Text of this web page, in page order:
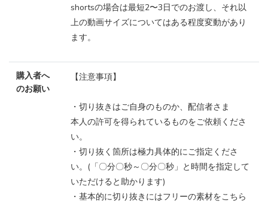
shortsの場合は最短2〜3日でのお渡し、それ以
上の動画サイズについてはある程度変動があり
ます。
購入者へ
のお願い
【注意事項】
・切り抜きはご自身のものか、配信者さま
本人の許可を得られているものをご依頼くださ
い。
・切り抜く箇所は極力具体的にご指定くださ
い。(「〇分〇秒～〇分〇秒」と時間を指定して
いただけると助かります)
・基本的に切り抜きにはフリーの素材をこちら